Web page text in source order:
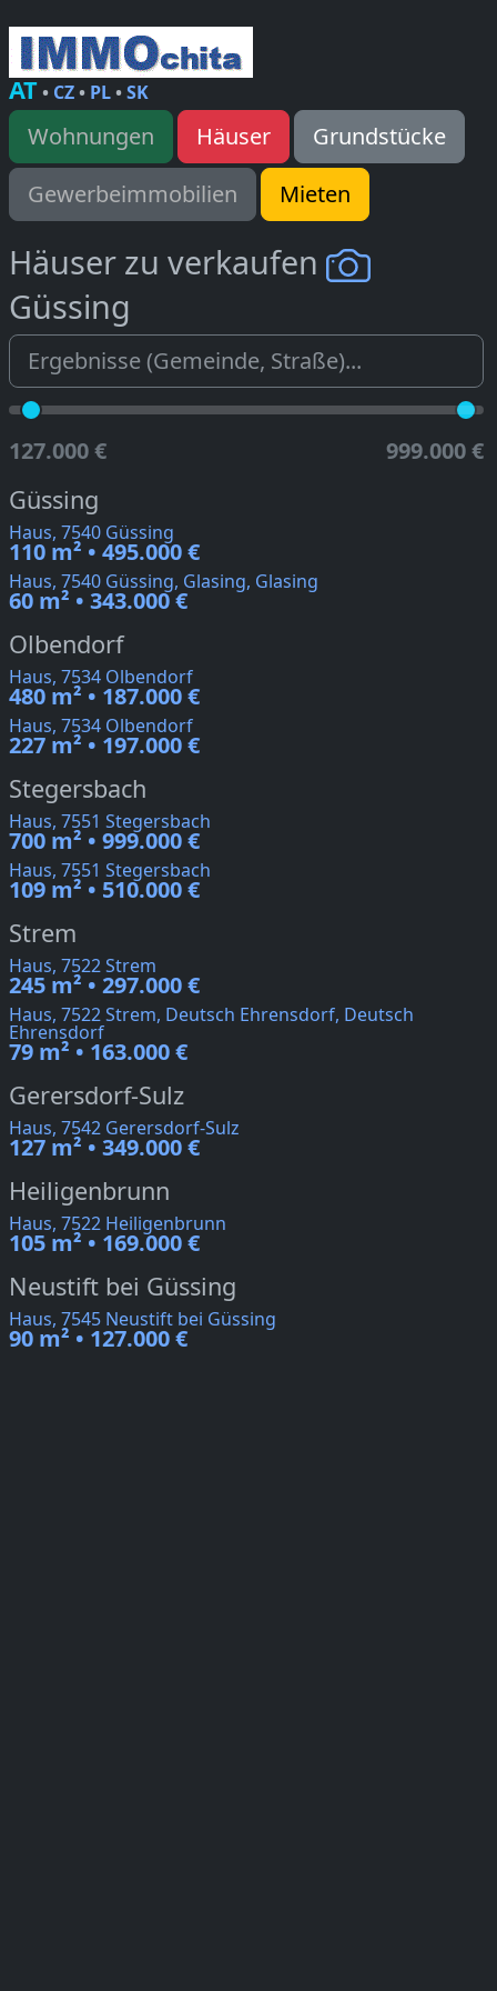
AT• CZ• PL•SK
Wohnungen Häuser
Grundstücke
Gewerbeimmobilien
Mieten
Häuser zu verkaufen
Güssing
127.000 € 999.000 €
Güssing
Haus, 7540 Güssing
110 m² • 495.000 €
Haus, 7540 Güssing, Glasing, Glasing
60 m² • 343.000 €
Olbendorf
Haus, 7534 Olbendorf
480 m² • 187.000 €
Haus, 7534 Olbendorf
227 m² • 197.000 €
Stegersbach
Haus, 7551 Stegersbach
700 m² • 999.000 €
Haus, 7551 Stegersbach
109 m² • 510.000 €
Strem
Haus, 7522 Strem
245 m² • 297.000 €
Haus, 7522 Strem, Deutsch Ehrensdorf, Deutsch
Ehrensdorf
79 m² • 163.000 €
Gerersdorf-Sulz
Haus, 7542 Gerersdorf-Sulz
127 m² • 349.000 €
Heiligenbrunn
Haus, 7522 Heiligenbrunn
105 m² • 169.000 €
Neustift bei Güssing
Haus, 7545 Neustift bei Güssing
90 m² • 127.000 €